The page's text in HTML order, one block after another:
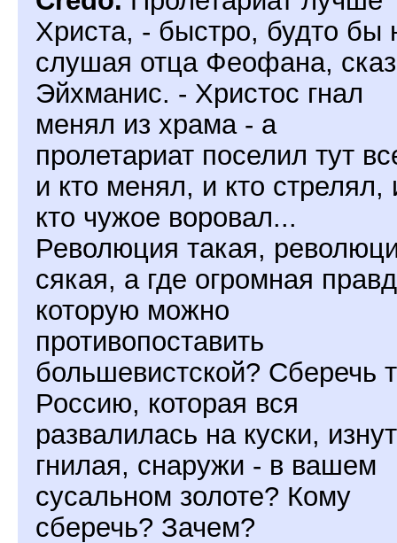
Христа, - быстро, будто бы
слушая отца Феофана,
Эйхманис. - Христос гнал
менял из храма - а
пролетариат поселил тут
и кто менял, и кто стрелял,
кто чужое воровал...
Революция такая,
сякая, а где огромная
которую можно
противопоставить
большевистской? Сберечь
Россию, которая вся
развалилась на куски,
гнилая, снаружи - в вашем
сусальном золоте? Кому
сберечь? Зачем?